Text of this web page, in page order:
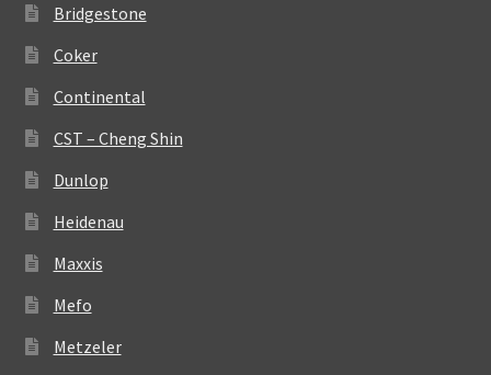
Bridgestone
Coker
Continental
CST – Cheng Shin
Dunlop
Heidenau
Maxxis
Mefo
Metzeler